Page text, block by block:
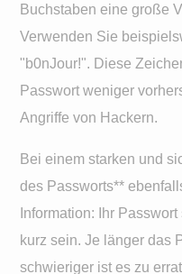
Buchstaben eine große
Verwenden Sie
"b0nJour!". Diese
Passwort weniger
Angriffe von Hackern.
Bei einem starken und
des Passworts**
Information: Ihr
kurz sein. Je länger das
schwieriger ist es zu